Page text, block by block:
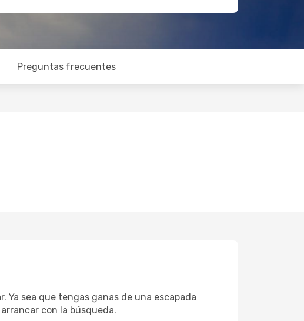
Preguntas frecuentes
Ya sea que tengas ganas de una escapada
con la búsqueda.